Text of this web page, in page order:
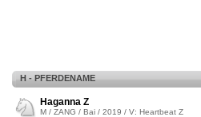
H - PFERDENAME
Haganna Z
M / ZANG / Bai / 2019 / V: Heartbeat Z